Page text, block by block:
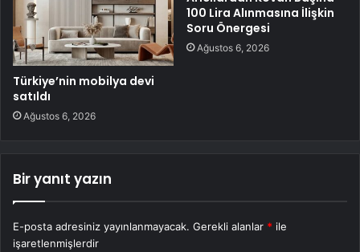
Türkiye’nin mobilya devi
satıldı
Ağustos 6, 2026
100 Lira Alınmasına İlişkin
Soru Önergesi
Ağustos 6, 2026
Bir yanıt yazın
E-posta adresiniz yayınlanmayacak. Gerekli alanlar * ile
işaretlenmişlerdir